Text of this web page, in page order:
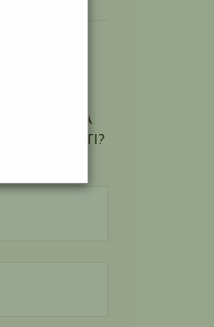
SULL'OPERA
GREGORIETTI?